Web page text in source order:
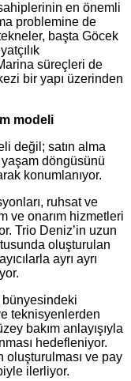
en önemli
problemine de
başta Göcek
süreçleri de
bir yapı üzerinden
modeli
değil; satın alma
döngüsünü
konumlanıyor.
ruhsat ve
ve onarım hizmetleri
Trio Deniz’in uzun
oluşturulan
ayrı ayrı
bünyesindeki
teknisyenlerden
bakım anlayışıyla
hedefleniyor.
ve pay
ilerliyor.